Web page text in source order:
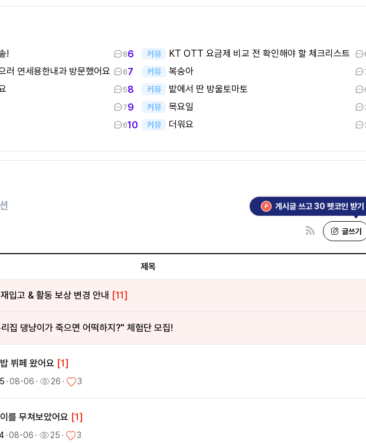
! 8
러 연세용한내과 방문했어요 8
5
7
6
6 커뮤 KT OTT 요금제 비교 전 확인해야 할 체크리스트
7 커뮤 복숭아
8 커뮤 밭에서 딴 방울토마토
9 커뮤 목요일
10 커뮤 더워요
게시글 쓰고 30 펫코인 받기
제목
입고 & 활동 보상 변경 안내 [11]
집 댕냥이가 죽으면 어떡하지?" 체험단 모집!
뷔페 왔어요 [1]
ㆍ08-06ㆍ 26ㆍ 3
를 무쳐보았어요 [1]
ㆍ08-06ㆍ 25ㆍ 3